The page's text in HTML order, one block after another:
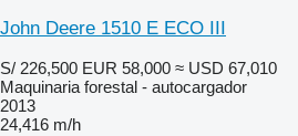
John Deere 1510 E ECO III
S/ 226,500 EUR 58,000 ≈ USD 67,010
Maquinaria forestal - autocargador
2013
24,416 m/h